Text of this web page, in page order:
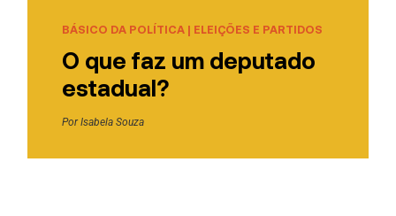
BÁSICO DA POLÍTICA| ELEIÇÕES E PARTIDOS
O que faz um deputado
estadual?
PorIsabela Souza